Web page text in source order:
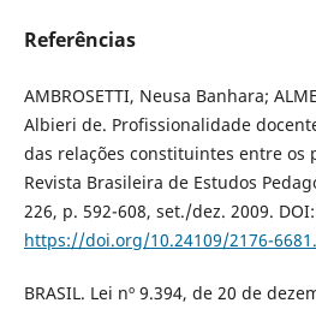
Referências
AMBROSETTI, Neusa Banhara;
Albieri de. Profissionalidade
das relações constituintes entre os
Revista Brasileira de Estudos
226, p. 592-608, set./dez. 2009. DOI:
https://doi.org/10.24109/2176-
BRASIL. Lei nº 9.394, de 20 de